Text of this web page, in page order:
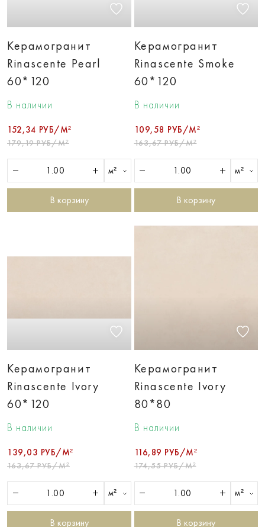
Керамогранит
Rinascente Pearl
60*120
В наличии
152,34 РУБ/М²
179,19 РУБ/М²
м²
В корзину
Керамогранит
Rinascente Smoke
60*120
В наличии
109,58 РУБ/М²
163,67 РУБ/М²
м²
В корзину
Керамогранит
Rinascente Ivory
60*120
В наличии
139,03 РУБ/М²
163,67 РУБ/М²
м²
В корзину
Керамогранит
Rinascente Ivory
80*80
В наличии
116,89 РУБ/М²
174,55 РУБ/М²
м²
В корзину